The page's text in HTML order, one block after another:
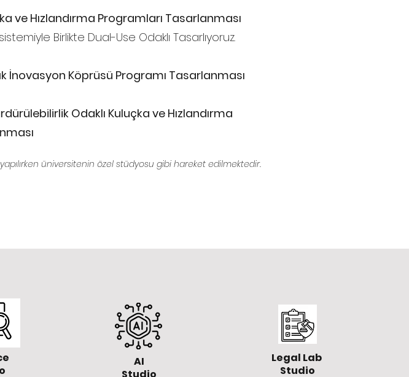
ve Hızlandırma Programları Tasarlanması
Birlikte Dual-Use Odaklı Tasarlıyoruz.
İnovasyon Köprüsü Programı Tasarlanması
Odaklı Kuluçka ve Hızlandırma
üniversitenin özel stüdyosu gibi hareket edilmektedir.
AI
Legal Lab
Studio